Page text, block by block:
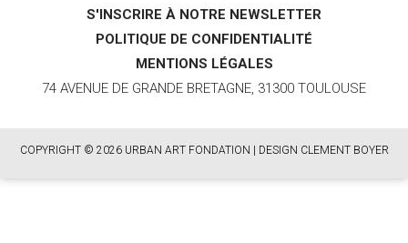
S'INSCRIRE À NOTRE NEWSLETTER
POLITIQUE DE CONFIDENTIALITÉ
MENTIONS LÉGALES
74 AVENUE DE GRANDE BRETAGNE, 31300 TOULOUSE
COPYRIGHT © 2026 URBAN ART FONDATION | DESIGN CLEMENT BOYER